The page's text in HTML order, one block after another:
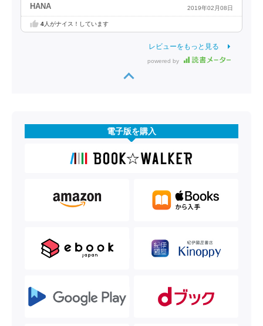
HANA 2019年02月08日
4人がナイス！しています
レビューをもっと見る
powered by
電子版を購入